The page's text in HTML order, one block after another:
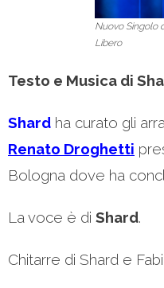
Nuovo Singolo
Libero
Testo e Musica di
Shard ha curato gli
Renato Droghetti
Bologna dove ha
La voce è di Shard.
Chitarre di Shard e